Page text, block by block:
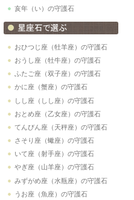
亥年（い）の守護石
おひつじ座（牡羊座）の守護石
おうし座（牡牛座）の守護石
ふたご座（双子座）の守護石
かに座（蟹座）の守護石
しし座（しし座）の守護石
おとめ座（乙女座）の守護石
てんびん座（天秤座）の守護石
さそり座（蠍座）の守護石
いて座（射手座）の守護石
やぎ座（山羊座）の守護石
みずがめ座（水瓶座）の守護石
うお座（魚座）の守護石